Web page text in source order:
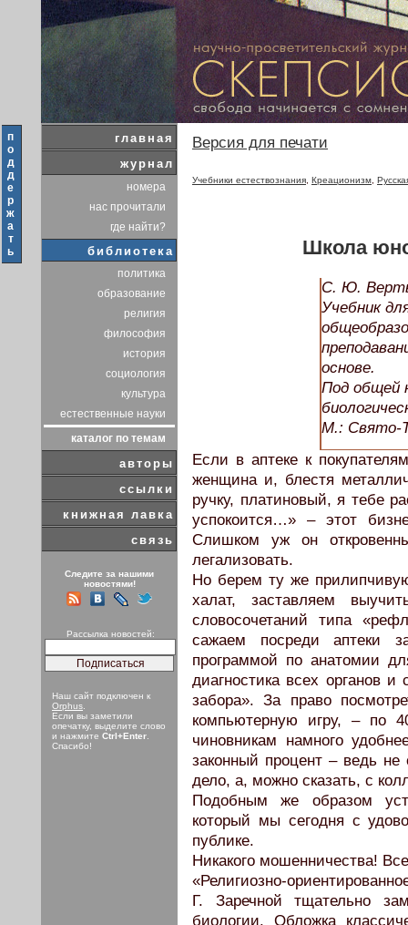
п
о
д
д
е
р
ж
а
т
ь
главная
журнал
номера
нас прочитали
где найти?
библиотека
политика
образование
религия
философия
история
социология
культура
естественные науки
каталог по темам
авторы
ссылки
книжная лавка
связь
Следите за нашими
новостями!
Рассылка новостей:
Наш сайт подключен к
Orphus
Если вы заметили
опечатку, выделите слово
и нажмите Ctrl+Enter
Спасибо!
Версия для печати
Учебники естествознания Креационизм
Школа
С. Ю.
Учебник
основе.
Под общей
М.: Свято-
Если в аптеке к
женщина и, блестя
ручку, платиновый, я тебе
успокоится…» – этот
Слишком уж он
легализовать.
Но берем ту же
халат, заставляем
словосочетаний типа
сажаем посреди аптеки
программой по анатомии
диагностика всех органов
забора». За право
компьютерную игру, – по
чиновникам намного
законный процент – ведь
дело, а, можно сказать, с
Подобным же образом
который мы сегодня с
публике.
Никакого мошенничества!
«Религиозно-
Г. Заречной тщательно
биологии. Обложка